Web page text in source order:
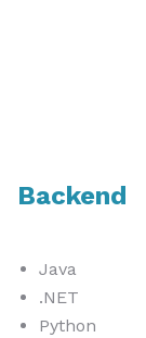
Backend
Java
.NET
Python